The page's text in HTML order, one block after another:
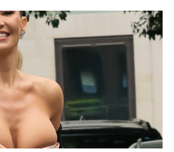
mlajše zvezdnice.